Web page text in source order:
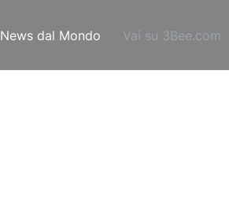
News dal Mondo Vai su 3Bee.com